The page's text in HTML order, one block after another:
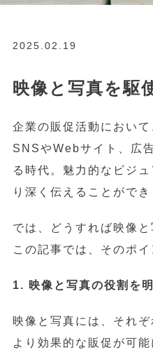
2025.02.19
映像と写真を駆
企業の販促活動におい
SNSやWebサイト、広
る時代。魅力的なビジ
り深く伝えることができ
では、どうすれば映像
この記事では、そのポ
1. 映像と写真の役割を
映像と写真には、それ
より効果的な販促が可能